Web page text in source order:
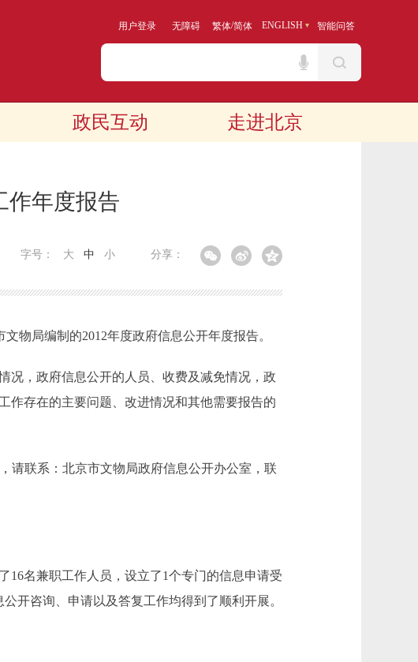
用户登录 无障碍 繁体/简体 ENGLISH 智能问答
政民互动 走进北京
作年度报告
分享：
字号： 大 中 小
局编制的2012年度政府信息公开年度报告。
，政府信息公开的人员、收费及减免情况，政
作存在的主要问题、改进情况和其他需要报告的
联系：北京市文物局政府信息公开办公室，联
名兼职工作人员，设立了1个专门的信息申请受
开咨询、申请以及答复工作均得到了顺利开展。